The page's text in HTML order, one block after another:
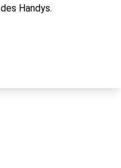
Handys.